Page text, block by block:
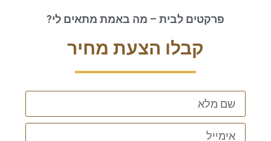
פרקטים לבית – מה באמת מתאים לי?
קבלו הצעת מחיר